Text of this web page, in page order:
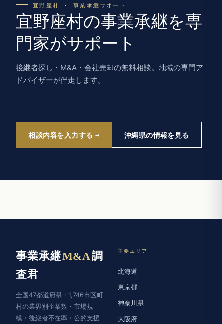
宜野座村 · 事業承継サポート
宜野座村の事業承継を専
門家がサポート
後継者探し・M&A・会社売却の無料相談。地域の専門ア
ドバイザーが伴走します。
相談内容を入力する 沖縄県の情報を見る
事業承継M&A調
査君
全国47都道府県・1,746市区町
村の業界別企業数・市場規
模・後継者不在率・公的支援
主要エリア
北海道
東京都
神奈川県
大阪府